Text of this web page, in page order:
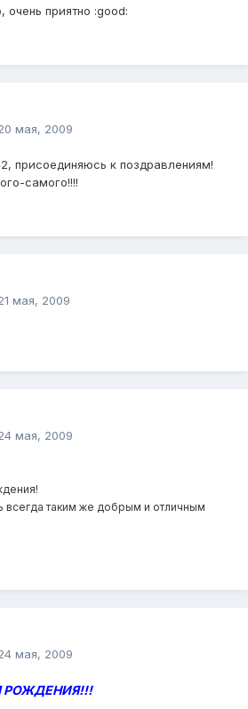
приятно :good:
мая, 2009
присоединяюсь к поздравлениям!
самого!!!!
мая, 2009
мая, 2009
всегда таким же добрым и отличным
мая, 2009
РОЖДЕНИЯ!!!